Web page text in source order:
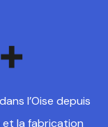
l’Oise depuis
et la fabrication